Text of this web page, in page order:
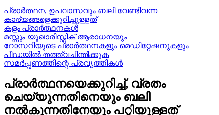
പ്രാർത്ഥന, ഉപവാസവും ബലി വേണ്ടിവന്ന
കാര്യങ്ങളെക്കുറിച്ചുള്ളത്
കളം പ്രാർത്ഥനകൾ
മസ്സും യൂഖാരിസ്റ്റിക് ആരാധനയും
റോസറിയുടെ പ്രാർത്ഥനകളും മെഡിറ്റേഷനുകളും
പീഡയില്‍ തത്ത്വചിന്തിക്കുക
സമർപ്പണത്തിന്റെ പ്രവൃത്തികൾ
പ്രാർത്ഥനയെക്കുറിച്ച്, വ്രതം
ചെയ്യുന്നതിനെയും ബലി
നൽകുന്നതിനേയും പറ്റിയുള്ളത്